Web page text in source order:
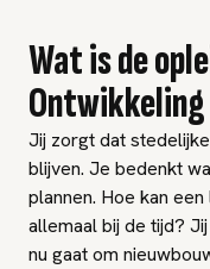
Wat is de
Ontwikkeling
Jij zorgt dat
blijven. Je bedenkt
plannen. Hoe kan
allemaal bij de tijd?
nu gaat om